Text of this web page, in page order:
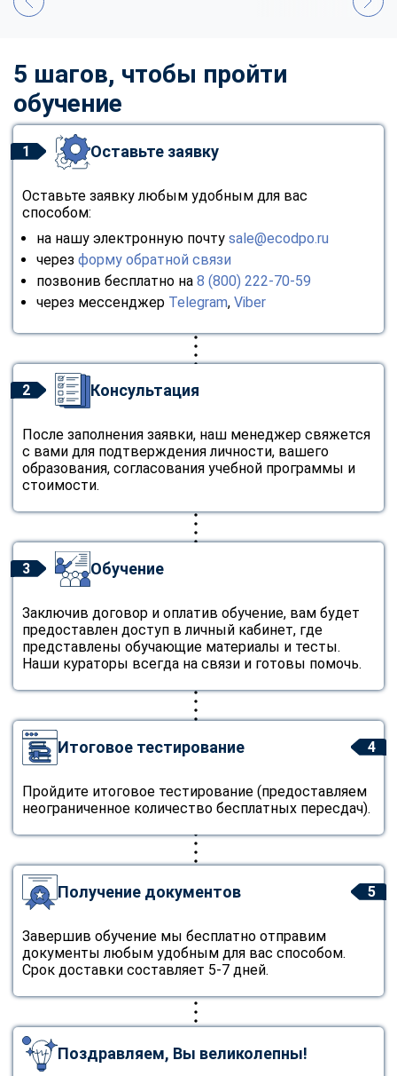
5 шагов, чтобы пройти
обучение
1 Оставьте заявку
Оставьте заявку любым удобным для вас
способом:
на нашу электронную почту sale@ecodpo.ru
через форму обратной связи
позвонив бесплатно на 8 (800) 222-70-59
через мессенджер Telegram, Viber
2 Консультация
После заполнения заявки, наш менеджер свяжется
с вами для подтверждения личности, вашего
образования, согласования учебной программы и
стоимости.
3 Обучение
Заключив договор и оплатив обучение, вам будет
предоставлен доступ в личный кабинет, где
представлены обучающие материалы и тесты.
Наши кураторы всегда на связи и готовы помочь.
4
Итоговое тестирование
Пройдите итоговое тестирование (предоставляем
неограниченное количество бесплатных пересдач).
5
Получение документов
Завершив обучение мы бесплатно отправим
документы любым удобным для вас способом.
Срок доставки составляет 5-7 дней.
Поздравляем, Вы великолепны!